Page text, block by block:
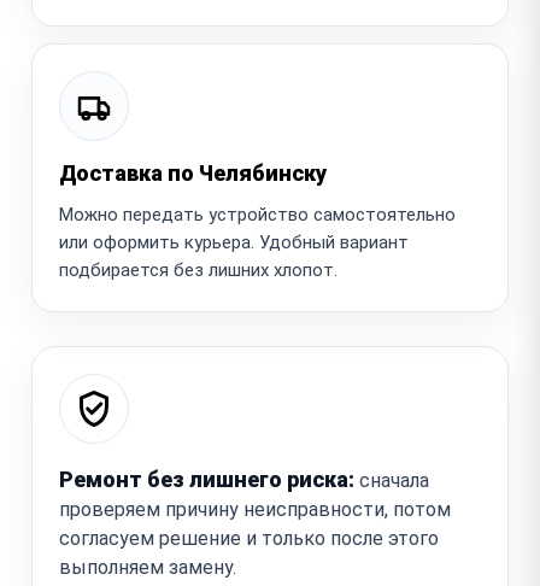
Доставка по Челябинску
Можно передать устройство самостоятельно
или оформить курьера. Удобный вариант
подбирается без лишних хлопот.
Ремонт без лишнего риска: сначала
проверяем причину неисправности, потом
согласуем решение и только после этого
выполняем замену.